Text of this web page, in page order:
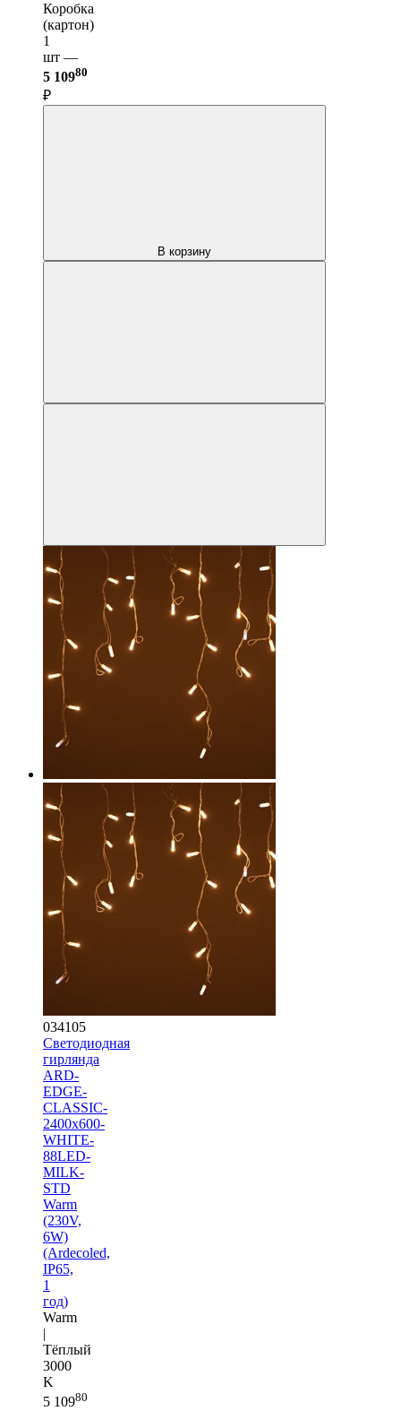
Коробка
(картон)
1
шт —
5 10980
₽
В корзину
034105
Светодиодная
гирлянда
ARD-
EDGE-
CLASSIC-
2400x600-
WHITE-
88LED-
MILK-
STD
Warm
(230V,
6W)
(Ardecoled,
IP65,
1
год)
Warm
|
Тёплый
3000
K
5 10980